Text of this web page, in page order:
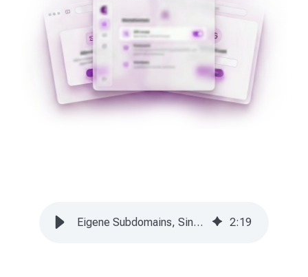
Eigene Subdomains, Single Sign-On und erweiterte Statistiken 2:19